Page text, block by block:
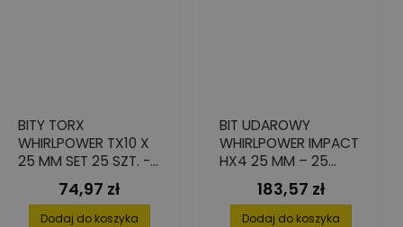
BITY TORX
WHIRLPOWER TX10 X
25 MM SET 25 SZT. -
WYSOKA PRECYZJA I
TWARDOŚĆ
Cena
74,97 zł
Dodaj do koszyka
BIT UDAROWY
WHIRLPOWER IMPACT
HX4 25 MM – 25
SZTUK DO
WKRĘTAREK
UDAROWYCH
Cena
183,57 zł
Dodaj do koszyka